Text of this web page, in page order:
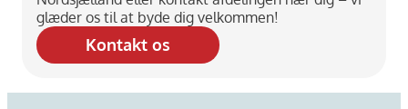
glæder os til at byde dig velkommen!
Kontakt os